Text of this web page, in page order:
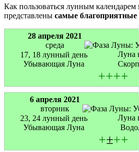
Как пользоваться лунным
представлены самые благоприятные
28 апреля 2021
среда
17, 18 лунный день
Убывающая Луна
Луна
++++
6 апреля 2021
вторник
23, 24 лунный день
Убывающая Луна
Луна
+±++